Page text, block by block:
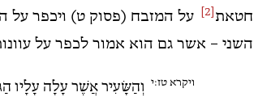
חטאת
על המזבח (פסוק ט) ויכפר על
השני – אשר גם הוא אמור לכפר על
ויקרא טז:י וְהַשָּׂעִיר אֲשֶׁר עָלָה עָלָיו